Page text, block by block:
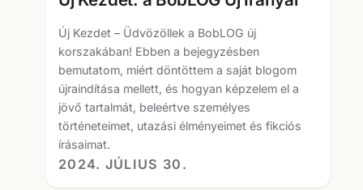
Új Kezdet – Üdvözöllek a BobLOG új
korszakában! Ebben a bejegyzésben
bemutatom, miért döntöttem a saját blogom
újraindítása mellett, és hogyan képzelem el a
jövő tartalmát, beleértve személyes
történeteimet, utazási élményeimet és fikciós
írásaimat.
2024. JÚLIUS 30.